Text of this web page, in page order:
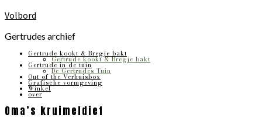
Volbord
Gertrudes archief
Gertrude kookt & Bregje bakt
Gertrude kookt & Bregje bakt
Gertrude in de tuin
De Gertrudes Tuin
Out of the Verhuisbox
Grafische vormgeving
Winkel
over
Oma’s kruimeldief